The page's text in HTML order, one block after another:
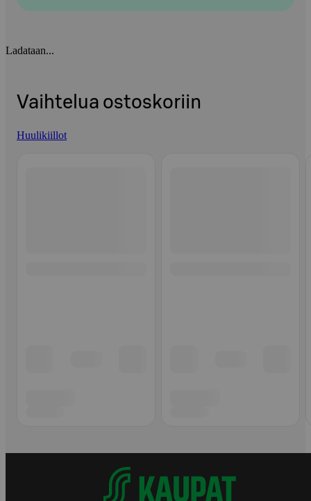
Ladataan...
Vaihtelua ostoskoriin
Huulikiillot